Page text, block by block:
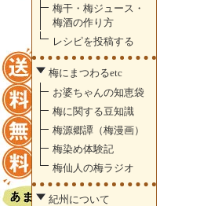
梅干・梅ジュース・
梅酒の作り方
レシピを投稿する
梅にまつわるetc
お婆ちゃんの知恵袋
梅に関する豆知識
梅源郷譚（梅漫画）
梅染め体験記
梅仙人の梅ラジオ
紀州について